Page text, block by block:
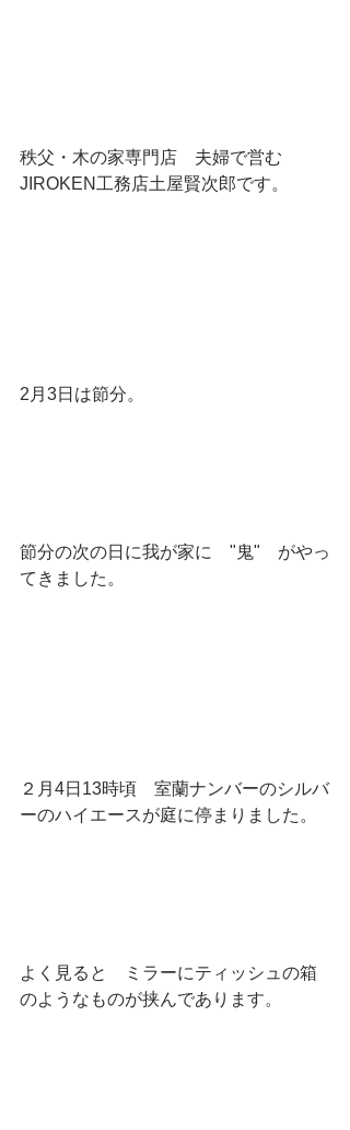
秩父・木の家専門店　夫婦で営む
JIROKEN工務店土屋賢次郎です。
2月3日は節分。
節分の次の日に我が家に　"鬼"　がやっ
てきました。
２月4日13時頃　室蘭ナンバーのシルバ
ーのハイエースが庭に停まりました。
よく見ると　ミラーにティッシュの箱
のようなものが挟んであります。